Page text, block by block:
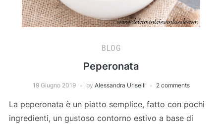
BLOG
Peperonata
19 Giugno 2019 by Alessandra Uriselli 2 comments
La peperonata è un piatto semplice, fatto con pochi
ingredienti, un gustoso contorno estivo a base di